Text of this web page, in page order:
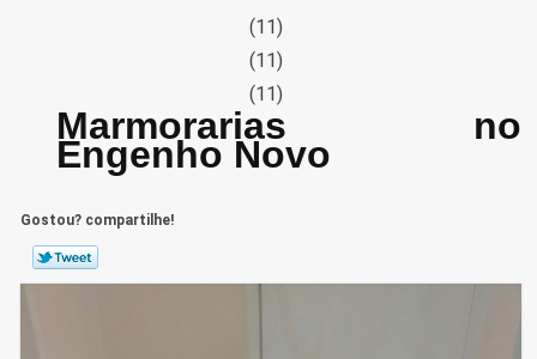
(11)
(11)
(11)
Marmorarias no
Engenho Novo
Gostou? compartilhe!